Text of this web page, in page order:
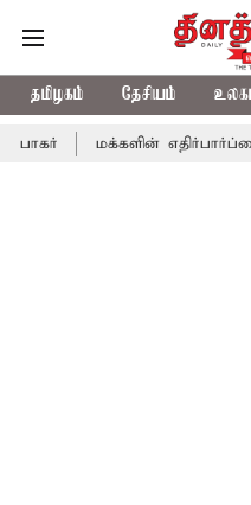
தமிழகம் தேசியம்
எதிர்பார்ப்பை பூர்த்தி